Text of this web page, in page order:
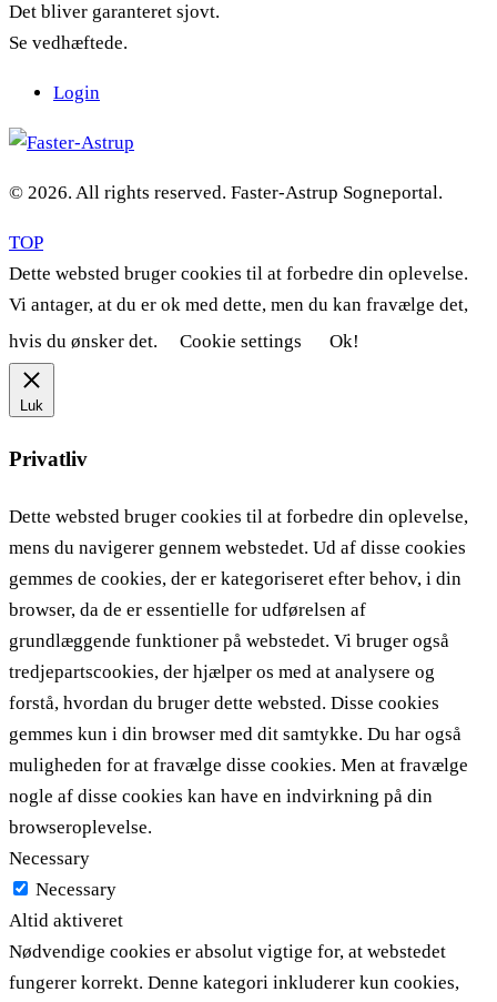
Det bliver garanteret sjovt.
Se vedhæftede.
Login
© 2026. All rights reserved. Faster-Astrup Sogneportal.
TOP
Dette websted bruger cookies til at forbedre din oplevelse.
Vi antager, at du er ok med dette, men du kan fravælge det,
hvis du ønsker det.
Cookie settings Ok!
Luk
Privatliv
Dette websted bruger cookies til at forbedre din oplevelse,
mens du navigerer gennem webstedet. Ud af disse cookies
gemmes de cookies, der er kategoriseret efter behov, i din
browser, da de er essentielle for udførelsen af ​​
grundlæggende funktioner på webstedet. Vi bruger også
tredjepartscookies, der hjælper os med at analysere og
forstå, hvordan du bruger dette websted. Disse cookies
gemmes kun i din browser med dit samtykke. Du har også
muligheden for at fravælge disse cookies. Men at fravælge
nogle af disse cookies kan have en indvirkning på din
browseroplevelse.
Necessary
Necessary
Altid aktiveret
Nødvendige cookies er absolut vigtige for, at webstedet
fungerer korrekt. Denne kategori inkluderer kun cookies,